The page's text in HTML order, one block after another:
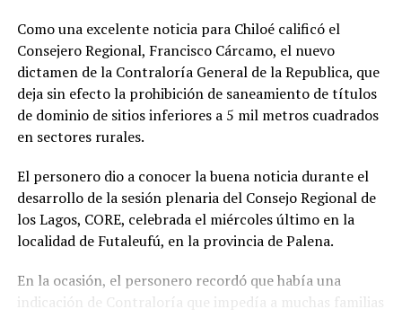
comunidad:«En paralelo, he estado acompañando a
la comunidad en lo que fue su presentación al
concejo municipal, donde ya evaluamos aportar a
este sueño con la futura compra de un terreno que
permita el crecimiento de la escuela y así poder
albergar la enseñanza media que todos anhelamos.»
«Es un orgullo aportar al sueño educativo de esta
comunidad. Desde su equipo profesional han hecho
invaluables aportes a nuestra identidad. Son un
grupo fantástico, con grandes liderazgos que hoy son
nuestro país,»concluyó.
Como una excelente noticia para Chiloé calificó el
Consejero Regional, Francisco Cárcamo, el nuevo
dictamen de la Contraloría General de la Republica, que
deja sin efecto la prohibición de saneamiento de títulos
de dominio de sitios inferiores a 5 mil metros cuadrados
en sectores rurales.
El personero dio a conocer la buena noticia durante el
desarrollo de la sesión plenaria del Consejo Regional de
los Lagos, CORE, celebrada el miércoles último en la
localidad de Futaleufú, en la provincia de Palena.
En la ocasión, el personero recordó que había una
indicación de Contraloría que impedía a muchas familias